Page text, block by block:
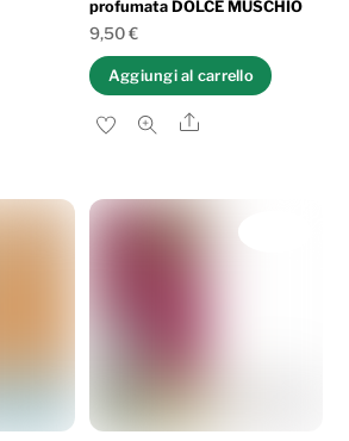
profumata DOLCE MUSCHIO
9,50€
Aggiungi al carrello
Share